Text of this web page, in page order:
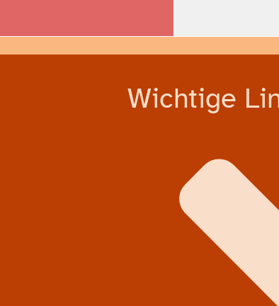
Wichtige